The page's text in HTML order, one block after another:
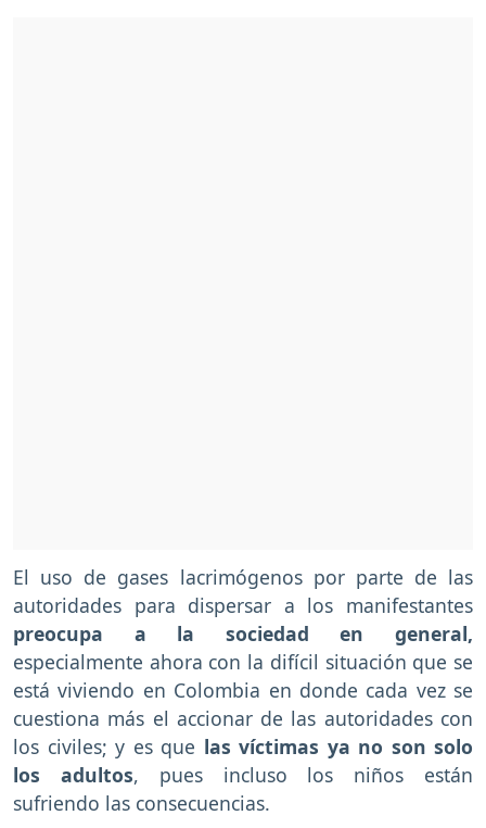
El uso de gases lacrimógenos por parte de las
autoridades para dispersar a los manifestantes
preocupa a la sociedad en general,
especialmente ahora con la difícil situación que se
está viviendo en Colombia en donde cada vez se
cuestiona más el accionar de las autoridades con
los civiles; y es que las víctimas ya no son solo
los adultos, pues incluso los niños están
sufriendo las consecuencias.